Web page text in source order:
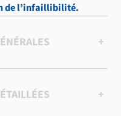
de l’infaillibilité.
+
+